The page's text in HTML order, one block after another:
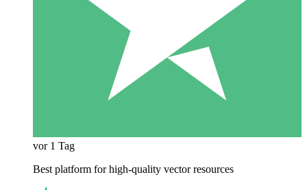
vor 1 Tag
Best platform for high-quality vector resources